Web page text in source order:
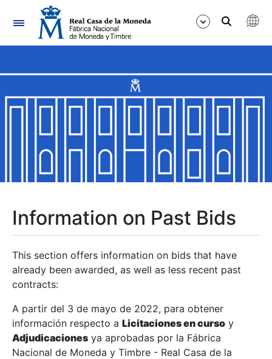
Navigation
Show/Hide
Show/Hide
Show/Hide
Show/Hide
Show/Hide
Information on Past Bids
This section offers information on bids that have
already been awarded, as well as less recent past
contracts:
A partir del 3 de mayo de 2022, para obtener
información respecto a Licitaciones en curso y
Adjudicaciones ya aprobadas por la Fábrica
Nacional de Moneda y Timbre - Real Casa de la